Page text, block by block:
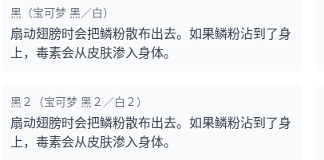
黑（宝可梦 黑／白）
扇动翅膀时会把鳞粉散布出去。如果鳞粉沾到了身
上，毒素会从皮肤渗入身体。
黑２（宝可梦 黑２／白２）
扇动翅膀时会把鳞粉散布出去。如果鳞粉沾到了身
上，毒素会从皮肤渗入身体。